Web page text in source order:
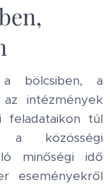
a bölcsiben, a
az intézmények
feladataikon túl
a közösségi
minőségi idő
eseményekről